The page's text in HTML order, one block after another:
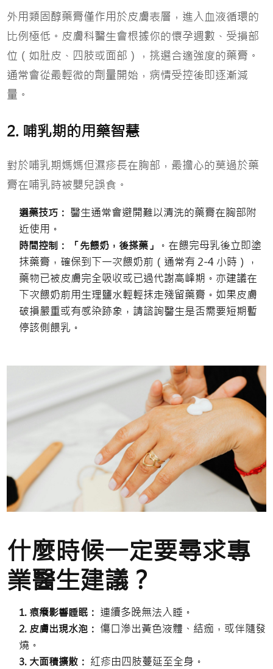
外用類固醇藥膏僅作用於皮膚表層，進入血液循環的
比例極低。皮膚科醫生會根據你的懷孕週數、受損部
位（如肚皮、四肢或面部），挑選合適強度的藥膏。
通常會從最輕微的劑量開始，病情受控後即逐漸減
量。
2. 哺乳期的用藥智慧
對於哺乳期媽媽但濕疹長在胸部，最擔心的莫過於藥
膏在哺乳時被嬰兒誤食。
選藥技巧： 醫生通常會避開難以清洗的藥膏在胸部附
近使用。
時間控制： 「先餵奶，後搽藥」
。在餵完母乳後立即塗
抹藥膏，確保到下一次餵奶前（通常有 2-4 小時），
藥物已被皮膚完全吸收或已過代謝高峰期。亦建議在
下次餵奶前用生理鹽水輕輕抹走殘留藥膏。如果皮膚
破損嚴重或有感染跡象，請諮詢醫生是否需要短期暫
停該側餵乳。
什麼時候一定要尋求專
業醫生建議？
1. 痕癢影響睡眠： 連續多晚無法入睡。
2. 皮膚出現水泡： 傷口滲出黃色液體、結痂，或伴隨發
燒。
3. 大面積擴散： 紅疹由四肢蔓延至全身。